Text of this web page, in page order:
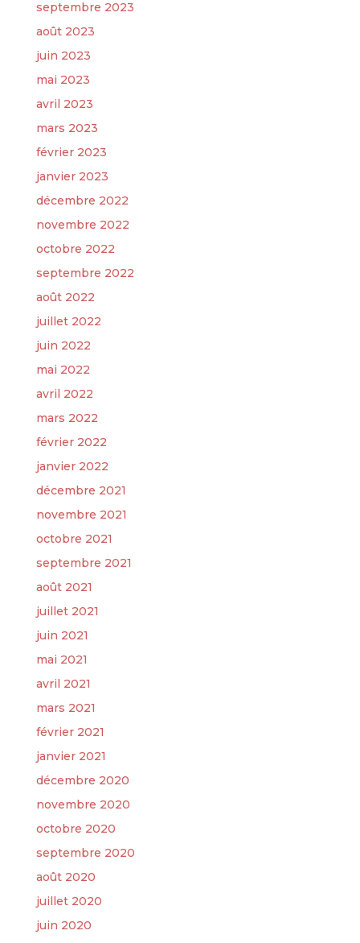
septembre 2023
août 2023
juin 2023
mai 2023
avril 2023
mars 2023
février 2023
janvier 2023
décembre 2022
novembre 2022
octobre 2022
septembre 2022
août 2022
juillet 2022
juin 2022
mai 2022
avril 2022
mars 2022
février 2022
janvier 2022
décembre 2021
novembre 2021
octobre 2021
septembre 2021
août 2021
juillet 2021
juin 2021
mai 2021
avril 2021
mars 2021
février 2021
janvier 2021
décembre 2020
novembre 2020
octobre 2020
septembre 2020
août 2020
juillet 2020
juin 2020